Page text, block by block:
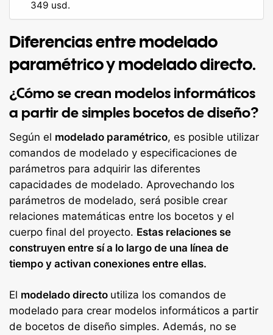
349 usd.
Diferencias entre modelado
paramétrico y modelado directo.
¿Cómo se crean modelos informáticos
a partir de simples bocetos de diseño?
Según el modelado paramétrico, es posible utilizar
comandos de modelado y especificaciones de
parámetros para adquirir las diferentes
capacidades de modelado. Aprovechando los
parámetros de modelado, será posible crear
relaciones matemáticas entre los bocetos y el
cuerpo final del proyecto. Estas relaciones se
construyen entre sí a lo largo de una línea de
tiempo y activan conexiones entre ellas.
El modelado directo utiliza los comandos de
modelado para crear modelos informáticos a partir
de bocetos de diseño simples. Además, no se